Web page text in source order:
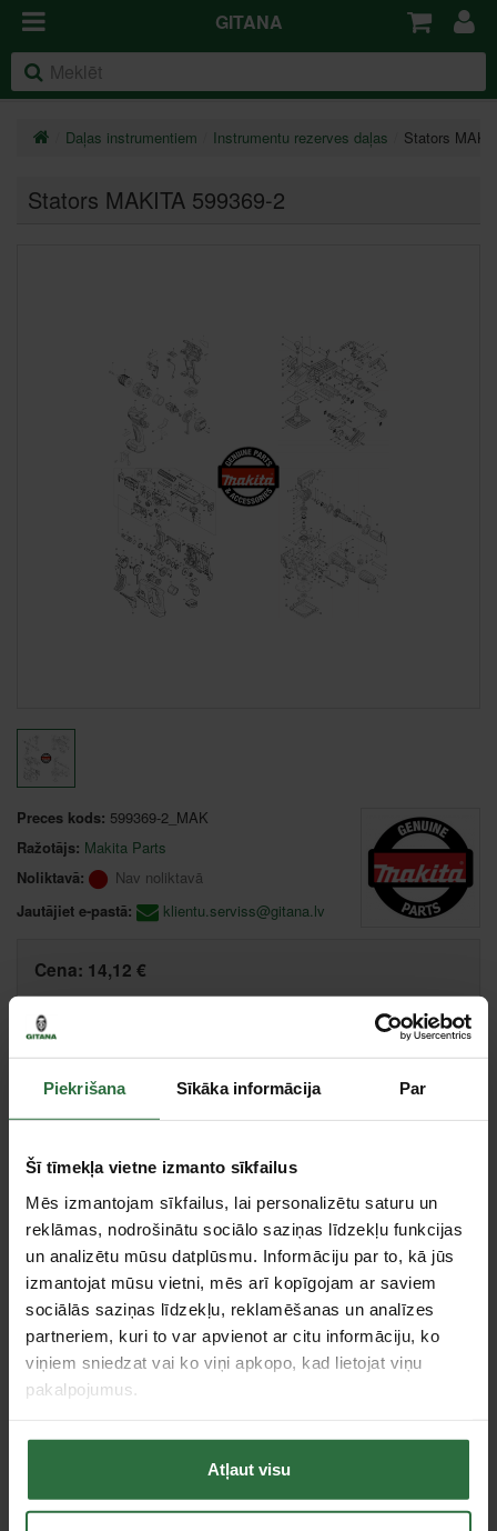
Piekrišana Sīkāka informācija Par
Šī tīmekļa vietne izmanto sīkfailus
Mēs izmantojam sīkfailus, lai personalizētu saturu un
reklāmas, nodrošinātu sociālo saziņas līdzekļu funkcijas
un analizētu mūsu datplūsmu. Informāciju par to, kā jūs
izmantojat mūsu vietni, mēs arī kopīgojam ar saviem
sociālās saziņas līdzekļu, reklamēšanas un analīzes
partneriem, kuri to var apvienot ar citu informāciju, ko
viņiem sniedzat vai ko viņi apkopo, kad lietojat viņu
pakalpojumus.
Atļaut visu
GITANA
Daļas instrumentiem Instrumentu rezerves daļas Stators
Stators MAKITA 599369-2
Preces kods: 599369-2_MAK
Ražotājs: Makita Parts
Noliktavā:
Nav noliktavā
Jautājiet e-pastā:
klientu.serviss@gitana.lv
Cena: 14,12 €
Paziņot, kad prece ir pieejama
Tie, kas apskatīja šo preci, tāpat interesējās par...
Failed to load product list.
Apskatītie produkti